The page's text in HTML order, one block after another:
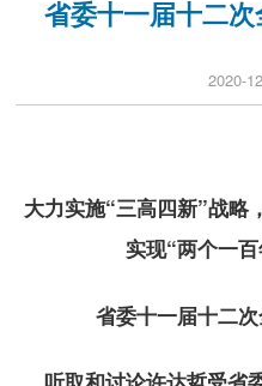
省委十一届十二
2020-
大力实施“三高四新”战略
实现“两个一
省委十一届十二